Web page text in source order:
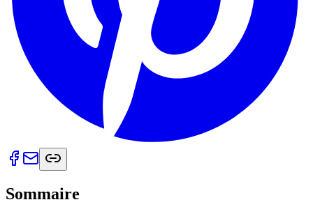
Sommaire